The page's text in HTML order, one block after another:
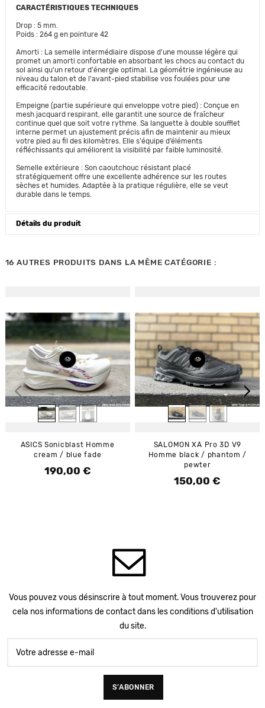
CARACTÉRISTIQUES TECHNIQUES
Drop : 5 mm.
Poids : 264 g en pointure 42
Amorti : La semelle intermédiaire dispose d'une mousse légère qui
promet un amorti confortable en absorbant les chocs au contact du
sol ainsi qu'un retour d'énergie optimal. La géométrie ingénieuse au
niveau du talon et de l'avant-pied stabilise vos foulées pour une
efficacité redoutable.
Empeigne (partie supérieure qui enveloppe votre pied) : Conçue en
mesh jacquard respirant, elle garantit une source de fraîcheur
continue quel que soit votre rythme. Sa languette à double soufflet
interne permet un ajustement précis afin de maintenir au mieux
votre pied au fil des kilomètres. Elle s'équipe d’éléments
réfléchissants qui améliorent la visibilité par faible luminosité.
Semelle extérieure : Son caoutchouc résistant placé
stratégiquement offre une excellente adhérence sur les routes
sèches et humides. Adaptée à la pratique régulière, elle se veut
durable dans le temps.
Détails du produit
16 AUTRES PRODUITS DANS LA MÊME CATÉGORIE :
ASICS Sonicblast Homme
cream / blue fade
Prix
190,00 €
SALOMON XA Pro 3D V9
Homme black / phantom /
pewter
Prix
150,00 €
Vous pouvez vous désinscrire à tout moment. Vous trouverez pour
cela nos informations de contact dans les conditions d'utilisation
du site.